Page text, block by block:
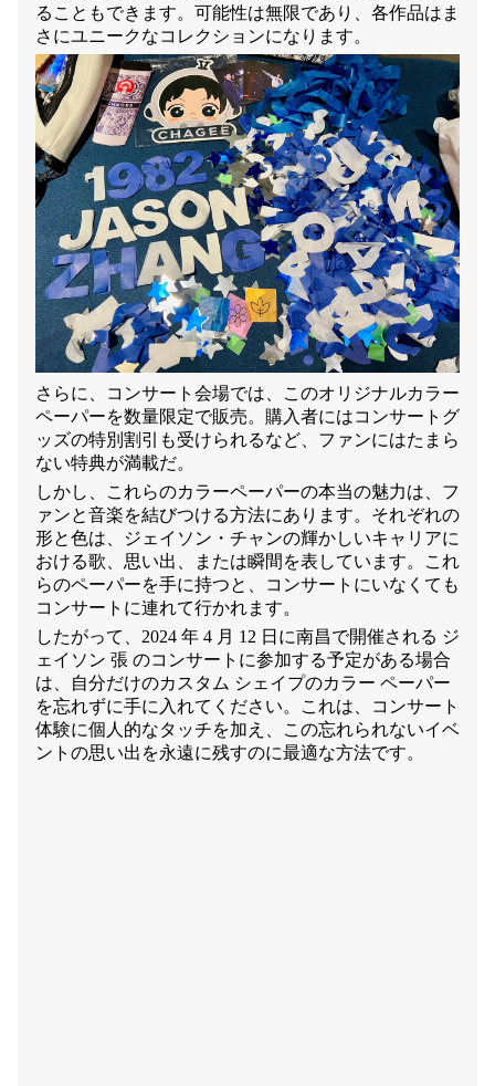
ることもできます。可能性は無限であり、各作品はま
さにユニークなコレクションになります。
さらに、コンサート会場では、このオリジナルカラー
ペーパーを数量限定で販売。購入者にはコンサートグ
ッズの特別割引も受けられるなど、ファンにはたまら
ない特典が満載だ。
しかし、これらのカラーペーパーの本当の魅力は、フ
ァンと音楽を結びつける方法にあります。それぞれの
形と色は、ジェイソン・チャンの輝かしいキャリアに
おける歌、思い出、または瞬間を表しています。これ
らのペーパーを手に持つと、コンサートにいなくても
コンサートに連れて行かれます。
したがって、2024 年 4 月 12 日に南昌で開催される ジ
ェイソン 張 のコンサートに参加する予定がある場合
は、自分だけのカスタム シェイプのカラー ペーパー
を忘れずに手に入れてください。これは、コンサート
体験に個人的なタッチを加え、この忘れられないイベ
ントの思い出を永遠に残すのに最適な方法です。